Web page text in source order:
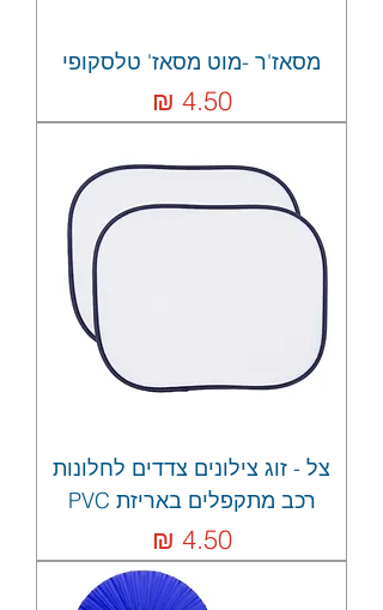
מסאז'ר -מוט מסאז' טלסקופי
מחיר‏4.50 ‏₪
צל - זוג צילונים צדדים לחלונות
רכב מתקפלים באריזת PVC
מחיר‏4.50 ‏₪